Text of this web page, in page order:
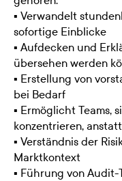
▪ Verwandelt
sofortige Einblicke
▪ Aufdecken und
übersehen werden
▪ Erstellung von
bei Bedarf
▪ Ermöglicht Teams,
konzentrieren,
▪ Verständnis der
Marktkontext
▪ Führung von